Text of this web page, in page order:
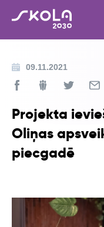
09.11.2021
Projekta
Oliņas
piecgadē